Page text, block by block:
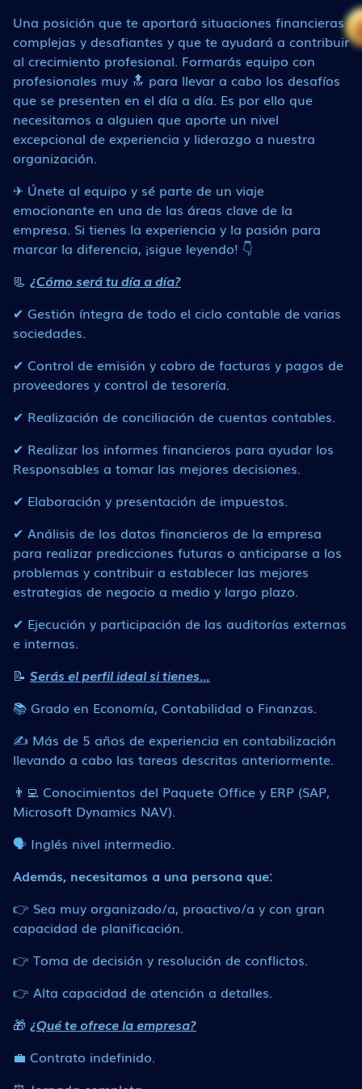
Una posición que te aportará situaciones financieras
complejas y desafiantes y que te ayudará a contribuir
al crecimiento profesional. Formarás equipo con
profesionales muy 🔝 para llevar a cabo los desafíos
que se presenten en el día a día. Es por ello que
necesitamos a alguien que aporte un nivel
excepcional de experiencia y liderazgo a nuestra
organización.
✈ Únete al equipo y sé parte de un viaje
emocionante en una de las áreas clave de la
empresa. Si tienes la experiencia y la pasión para
marcar la diferencia, ¡sigue leyendo! 👇
📃 ¿Cómo será tu día a día?
✔ Gestión íntegra de todo el ciclo contable de varias
sociedades.
✔ Control de emisión y cobro de facturas y pagos de
proveedores y control de tesorería.
✔ Realización de conciliación de cuentas contables.
✔ Realizar los informes financieros para ayudar los
Responsables a tomar las mejores decisiones.
✔ Elaboración y presentación de impuestos.
✔ Análisis de los datos financieros de la empresa
para realizar predicciones futuras o anticiparse a los
problemas y contribuir a establecer las mejores
estrategias de negocio a medio y largo plazo.
✔ Ejecución y participación de las auditorías externas
e internas.
📝 Serás el perfil ideal si tienes…
📚 Grado en Economía, Contabilidad o Finanzas.
✍ Más de 5 años de experiencia en contabilización
llevando a cabo las tareas descritas anteriormente.
👨‍💻 Conocimientos del Paquete Office y ERP (SAP,
Microsoft Dynamics NAV).
🗣 Inglés nivel intermedio.
Además, necesitamos a una persona que:
👉 Sea muy organizado/a, proactivo/a y con gran
capacidad de planificación.
👉 Toma de decisión y resolución de conflictos.
👉 Alta capacidad de atención a detalles.
🎁 ¿Qué te ofrece la empresa?
💼 Contrato indefinido.